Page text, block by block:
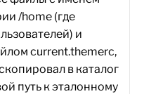
/home (где
и
current.themerc,
в каталог
путь к эталонному